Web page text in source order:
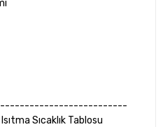
Sıcaklık Tablosu